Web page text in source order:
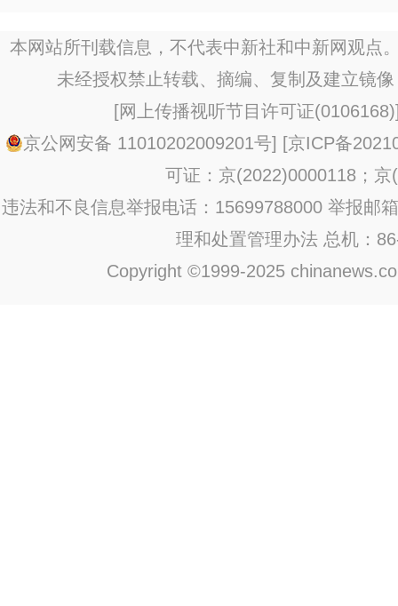
本网站所刊载信息，不代表中新社和中新网观点
未经授权禁止转载、摘编、复制及建立镜
[网上传播视听节目许可证(0106168)
京公网安备 11010202009201号] [京ICP备
可证：京(2022)0000118；京
违法和不良信息举报电话：15699788000 举报邮
理和处置管理办法 总机：
Copyright ©1999-2025